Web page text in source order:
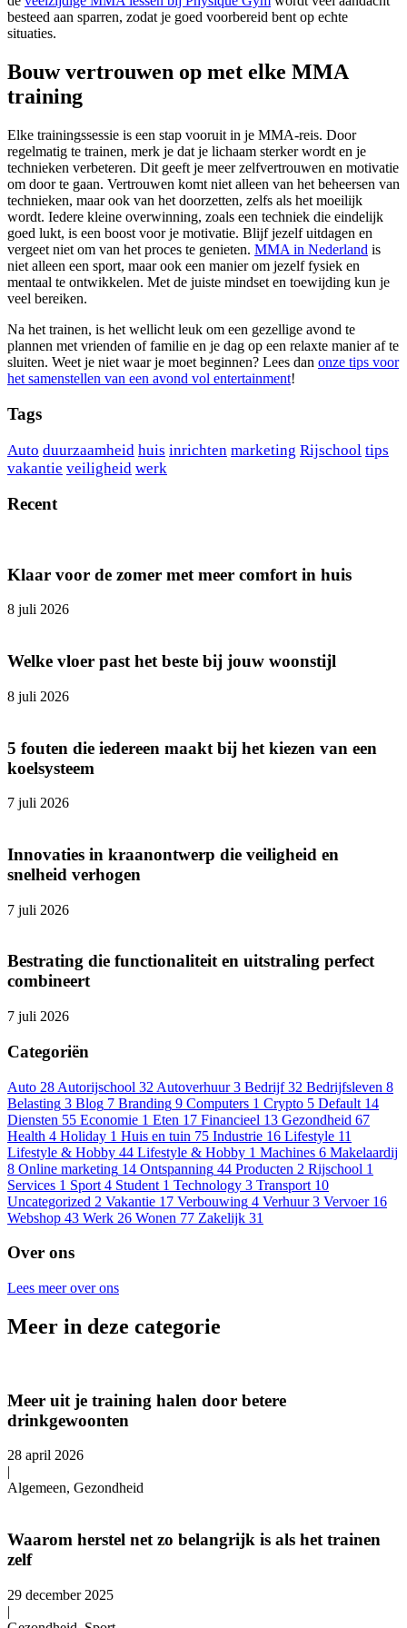
besteed aan sparren, zodat je goed voorbereid bent op echte
situaties.
Bouw vertrouwen op met elke MMA
training
Elke trainingssessie is een stap vooruit in je MMA-reis. Door
regelmatig te trainen, merk je dat je lichaam sterker wordt en je
technieken verbeteren. Dit geeft je meer zelfvertrouwen en motivatie
om door te gaan. Vertrouwen komt niet alleen van het beheersen van
technieken, maar ook van het doorzetten, zelfs als het moeilijk
wordt. Iedere kleine overwinning, zoals een techniek die eindelijk
goed lukt, is een boost voor je motivatie. Blijf jezelf uitdagen en
vergeet niet om van het proces te genieten. MMA in Nederland is
niet alleen een sport, maar ook een manier om jezelf fysiek en
mentaal te ontwikkelen. Met de juiste mindset en toewijding kun je
veel bereiken.
Na het trainen, is het wellicht leuk om een gezellige avond te
plannen met vrienden of familie en je dag op een relaxte manier af te
sluiten. Weet je niet waar je moet beginnen? Lees dan onze tips voor
het samenstellen van een avond vol entertainment!
Tags
Auto duurzaamheid huis inrichten marketing Rijschool tips
vakantie veiligheid werk
Recent
Klaar voor de zomer met meer comfort in huis
8 juli 2026
Welke vloer past het beste bij jouw woonstijl
8 juli 2026
5 fouten die iedereen maakt bij het kiezen van een
koelsysteem
7 juli 2026
Innovaties in kraanontwerp die veiligheid en
snelheid verhogen
7 juli 2026
Bestrating die functionaliteit en uitstraling perfect
combineert
7 juli 2026
Categoriën
Auto 28 Autorijschool 32 Autoverhuur 3 Bedrijf 32 Bedrijfsleven 8
Belasting 3 Blog 7 Branding 9 Computers 1 Crypto 5 Default 14
Diensten 55 Economie 1 Eten 17 Financieel 13 Gezondheid 67
Health 4 Holiday 1 Huis en tuin 75 Industrie 16 Lifestyle 11
Lifestyle & Hobby 44 Lifestyle & Hobby 1 Machines 6 Makelaardij
8 Online marketing 14 Ontspanning 44 Producten 2 Rijschool 1
Services 1 Sport 4 Student 1 Technology 3 Transport 10
Uncategorized 2 Vakantie 17 Verbouwing 4 Verhuur 3 Vervoer 16
Webshop 43 Werk 26 Wonen 77 Zakelijk 31
Over ons
Lees meer over ons
Meer in deze categorie
Meer uit je training halen door betere
drinkgewoonten
28 april 2026
|
Algemeen, Gezondheid
Waarom herstel net zo belangrijk is als het trainen
zelf
29 december 2025
|